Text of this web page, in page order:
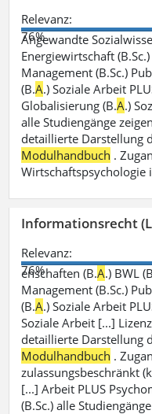
Relevanz:
76%
Angewandte
Energiewirtschaft
Management (B.Sc.)
(B.A.) Soziale Arbeit
Globalisierung (B.A.)
alle Studiengänge
detaillierte Darstellung
Modulhandbuch .
Wirtschaftspsychologie
Informationsrecht
Relevanz:
76%
enschaften (B.A.) BWL
Management (B.Sc.)
(B.A.) Soziale Arbeit
Soziale Arbeit [...]
detaillierte Darstellung
Modulhandbuch .
zulassungsbeschränkt
[...] Arbeit PLUS
(B.Sc.) alle